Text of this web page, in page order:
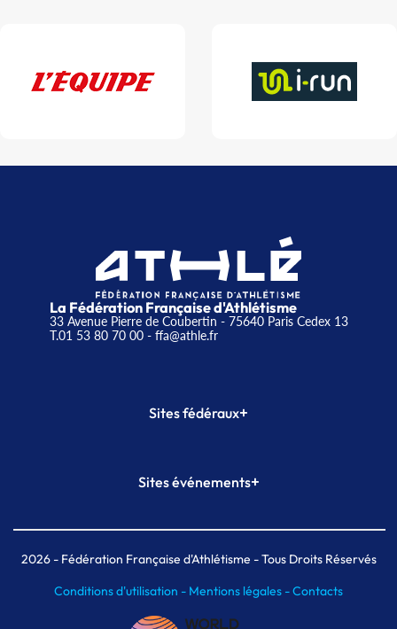
La Fédération Française d'Athlétisme
33 Avenue Pierre de Coubertin - 75640 Paris Cedex 13
T.01 53 80 70 00- ffa@athle.fr
Sites fédéraux+
Plateforme Formation
Sites événements+
Meeting de Paris indoor
MAIF Ekiden de Paris
2026- Fédération Française d'Athlétisme - Tous Droits Réservés
Conditions d'utilisation - Mentions légales -Contacts